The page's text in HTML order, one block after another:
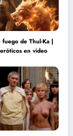
fuego de Thul-Ka |
en video